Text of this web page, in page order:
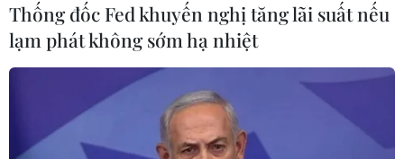
AirAsia bị đình chỉ hoạt động mặt đất ở
sân bay Indonesia
Thống đốc Fed khuyến nghị tăng lãi suất nếu
lạm phát không sớm hạ nhiệt